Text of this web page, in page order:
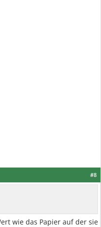
#8
wie das Papier auf der sie